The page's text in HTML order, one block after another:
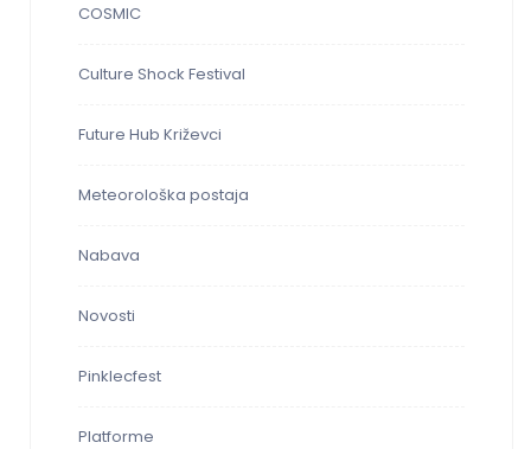
COSMIC
Culture Shock Festival
Future Hub Križevci
Meteorološka postaja
Nabava
Novosti
Pinklecfest
Platforme